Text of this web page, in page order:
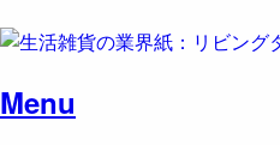
Menu